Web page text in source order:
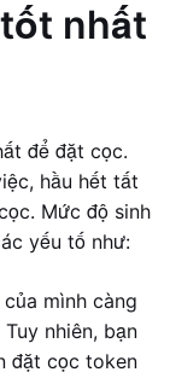
nhất
để đặt cọc.
hầu hết tất
Mức độ sinh
yếu tố như:
mình càng
nhiên, bạn
đặt cọc token